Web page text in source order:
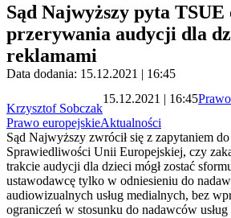
Sąd Najwyższy pyta TSUE
przerywania audycji dla
reklamami
Data dodania: 15.12.2021 | 16:45
Krzysztof Sobczak
15.12.2021 | 16:45
Prawo europejskieAktualności
Sąd Najwyższy zwrócił się z zapytaniem
Sprawiedliwości Unii Europejskiej, czy
trakcie audycji dla dzieci mógł zostać
ustawodawcę tylko w odniesieniu do
audiowizualnych usług medialnych, bez
ograniczeń w stosunku do nadawców